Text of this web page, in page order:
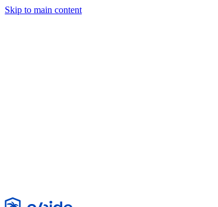
Skip to main content
Rejeitar